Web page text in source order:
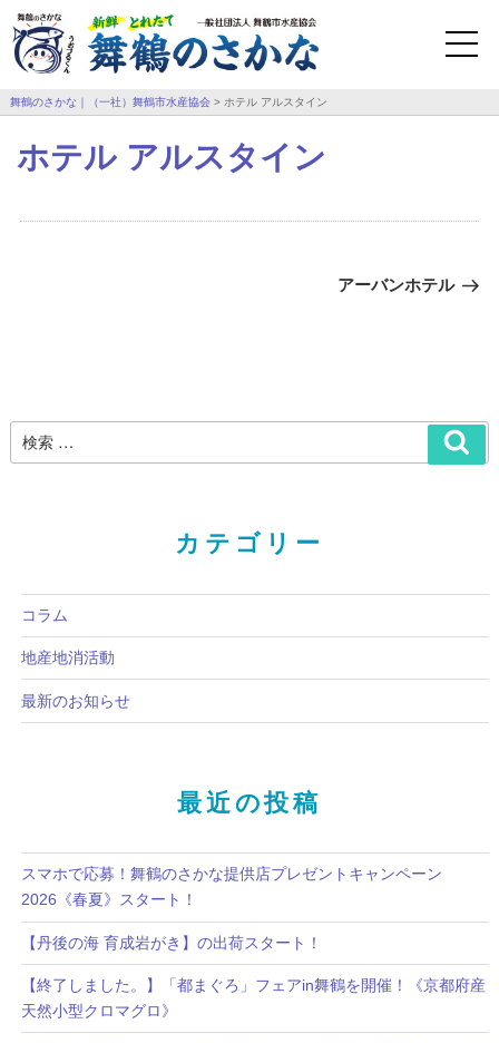
舞鶴のさかな｜（一社）舞鶴市水産協会> ホテル アルスタイン
ホテル アルスタイン
アーバンホテル
カテゴリー
コラム
地産地消活動
最新のお知らせ
最近の投稿
スマホで応募！舞鶴のさかな提供店プレゼントキャンペーン
2026《春夏》スタート！
【丹後の海 育成岩がき】の出荷スタート！
【終了しました。】「都まぐろ」フェアin舞鶴を開催！《京都府産
天然小型クロマグロ》